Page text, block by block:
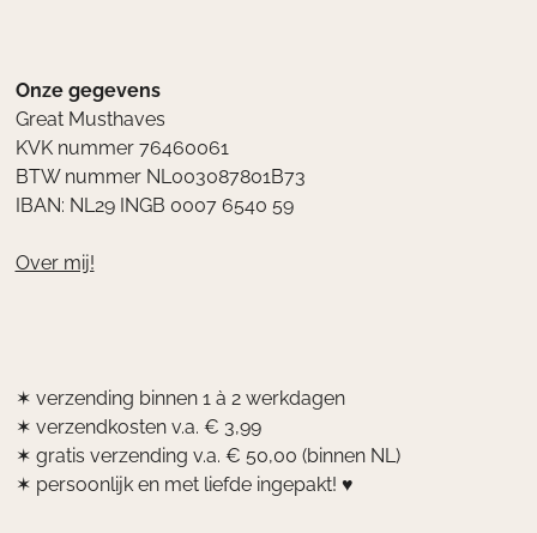
Onze gegevens
Great Musthaves
KVK nummer 76460061
BTW nummer NL003087801B73
IBAN: NL29 INGB 0007 6540 59
Over mij!
✶ verzending binnen 1 à 2 werkdagen
✶ verzendkosten v.a. € 3,99
✶ gratis verzending v.a. € 50,00 (binnen NL)
✶ persoonlijk en met liefde ingepakt! ♥